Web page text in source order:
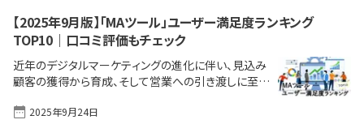
詳しく解説します。 ビジネス成長の鍵となるリードジェ
ネレーションとは効果的なリードジェネレーションの手
法リードジェネレーションの評価方法リードジェネレー
ションの成果増に向け、適切な機能を備えるSFA導入
と活用の計画を ビジネス成長の鍵となるリードジェネ
の製品 [&hellip;]
【2025年9月版】「MAツール」ユーザー満足度ランキング
TOP10｜口コミ評価もチェック
近年のデジタルマーケティングの進化に伴い、見込み
顧客の獲得から育成、そして営業への引き渡しに至る
ングオートメーション）ツールが、企業の競争力を左右
2025年9月24日